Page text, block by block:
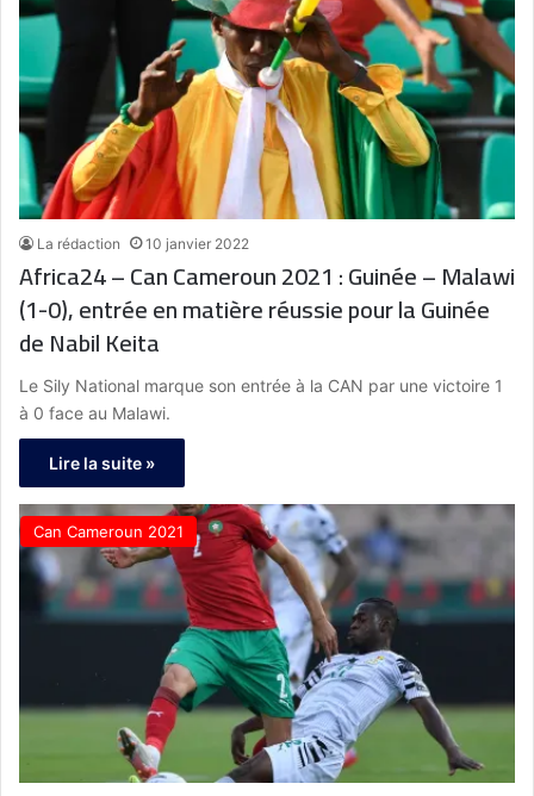
La rédaction 10 janvier 2022
Africa24 – Can Cameroun 2021 : Guinée – Malawi
(1-0), entrée en matière réussie pour la Guinée
de Nabil Keita
Le Sily National marque son entrée à la CAN par une victoire 1
à 0 face au Malawi.
Lire la suite »
Can Cameroun 2021